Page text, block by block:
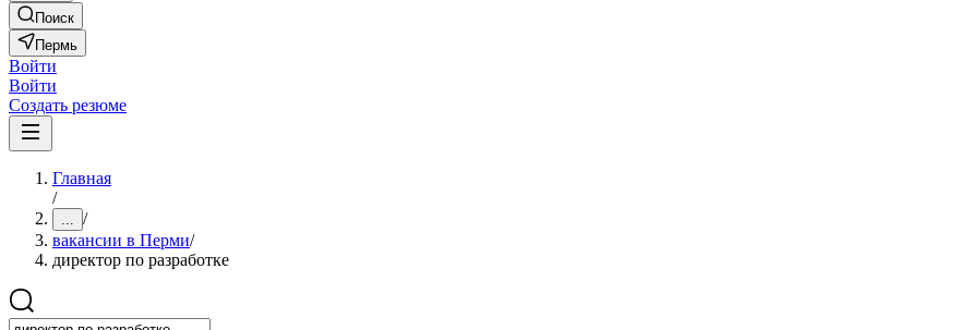
Поиск
Пермь
Войти
Войти
Создать резюме
Главная
/
... /
вакансии в Перми/
директор по разработке